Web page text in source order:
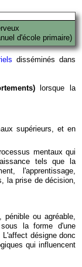
d'école primaire)
disséminés dans
lorsque la
supérieurs, et en
mentaux qui
tels que la
l'apprentissage,
la prise de décision,
ou agréable,
la forme d'une
désigne donc
qui influencent